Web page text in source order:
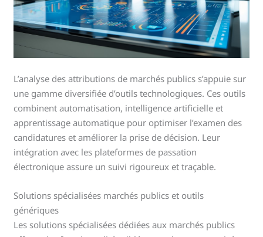
L’analyse des attributions de marchés publics s’appuie sur
une gamme diversifiée d’outils technologiques. Ces outils
combinent automatisation, intelligence artificielle et
apprentissage automatique pour optimiser l’examen des
candidatures et améliorer la prise de décision. Leur
intégration avec les plateformes de passation
électronique assure un suivi rigoureux et traçable.
Solutions spécialisées marchés publics et outils
génériques
Les solutions spécialisées dédiées aux marchés publics